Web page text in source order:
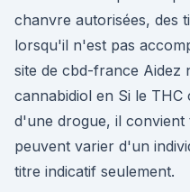
chanvre autorisées, des
lorsqu'il n'est pas
site de cbd-france Aidez
cannabidiol en Si le
d'une drogue, il
peuvent varier d'un
titre indicatif seulement.